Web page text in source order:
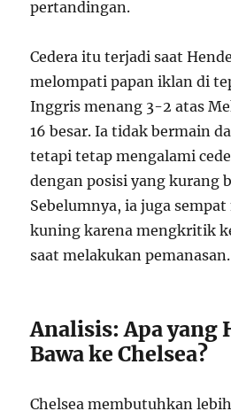
pertandingan.
Cedera itu terjadi saat
melompati papan iklan di
Inggris menang 3-2 atas
16 besar. Ia tidak bermain
tetapi tetap mengalami
dengan posisi yang kurang
Sebelumnya, ia juga
kuning karena mengkritik
saat melakukan pemanasan.
Analisis: Apa yang
Bawa ke Chelsea?
Chelsea membutuhkan